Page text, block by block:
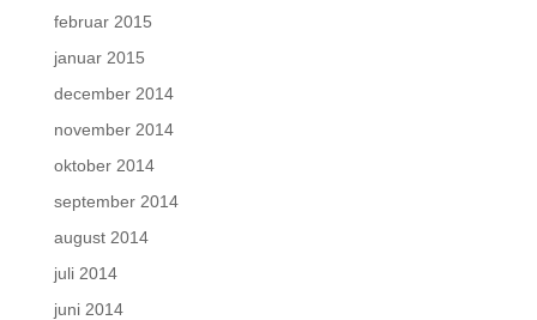
februar 2015
januar 2015
december 2014
november 2014
oktober 2014
september 2014
august 2014
juli 2014
juni 2014